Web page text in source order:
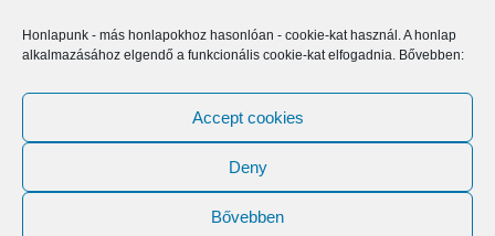
Honlapunk - más honlapokhoz hasonlóan - cookie-kat használ. A honlap
alkalmazásához elgendő a funkcionális cookie-kat elfogadnia. Bővebben:
Accept cookies
Deny
Bővebben
Egerfarmos.hu. A sablont készítette: